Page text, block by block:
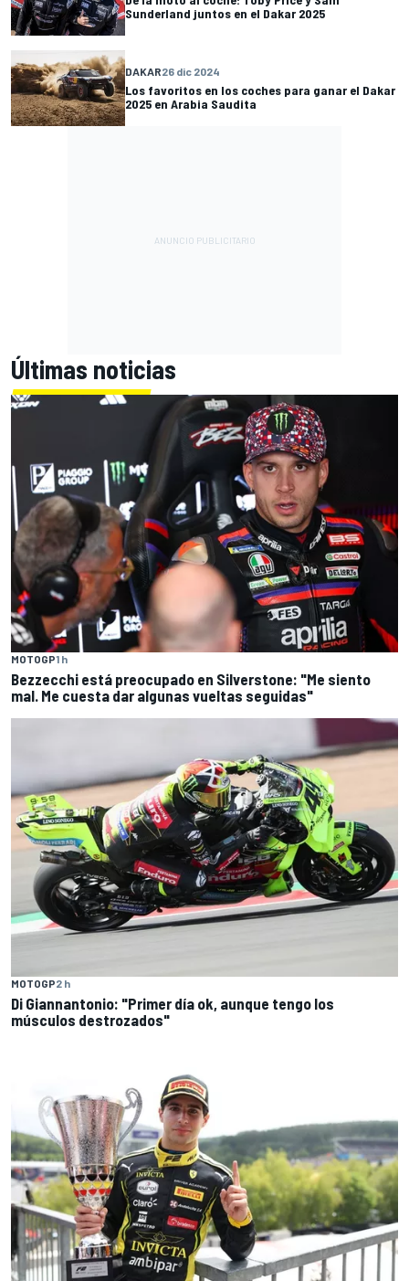
Sunderland juntos en el Dakar 2025
DAKAR26 dic 2024
Los favoritos en los coches para ganar el Dakar
2025 en Arabia Saudita
Últimas noticias
MOTOGP1 h
Bezzecchi está preocupado en Silverstone: "Me siento
mal. Me cuesta dar algunas vueltas seguidas"
MOTOGP2 h
Di Giannantonio: "Primer día ok, aunque tengo los
músculos destrozados"